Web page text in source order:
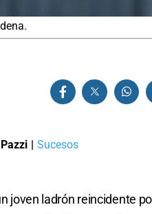
| Sucesos
joven ladrón reincidente